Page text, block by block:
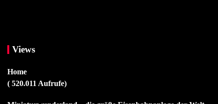
Views
Home
( 520.011 Aufrufe)